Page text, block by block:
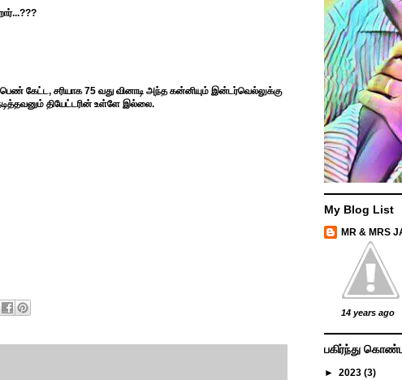
கேட்ட, சரியாக 75 வது வினாடி அந்த கன்னியும் இன்டர்வெல்லுக்கு
தியேட்டரின் உள்ளே இல்லை.
My Blog List
MR & MRS
14 years ago
பகிர்ந்து
► 2023 (3)